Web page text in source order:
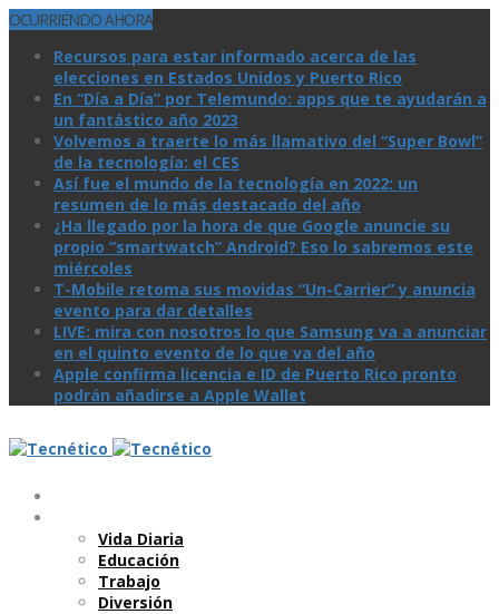
OCURRIENDO AHORA
Recursos para estar informado acerca de las
elecciones en Estados Unidos y Puerto Rico
En “Día a Día” por Telemundo: apps que te ayudarán a
un fantástico año 2023
Volvemos a traerte lo más llamativo del “Super Bowl”
de la tecnologí­a: el CES
Así­ fue el mundo de la tecnologí­a en 2022: un
resumen de lo más destacado del año
¿Ha llegado por la hora de que Google anuncie su
propio “smartwatch” Android? Eso lo sabremos este
miércoles
T-Mobile retoma sus movidas “Un-Carrier” y anuncia
evento para dar detalles
LIVE: mira con nosotros lo que Samsung va a anunciar
en el quinto evento de lo que va del año
Apple confirma licencia e ID de Puerto Rico pronto
podrán añadirse a Apple Wallet
Vida Diaria
Educación
Trabajo
Diversión